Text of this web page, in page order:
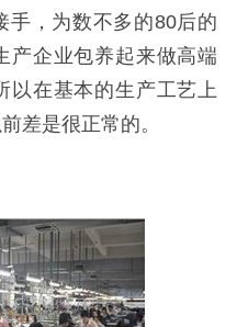
手，为数不多的80后的
产企业包养起来做高端
以在基本的生产工艺上
差是很正常的。